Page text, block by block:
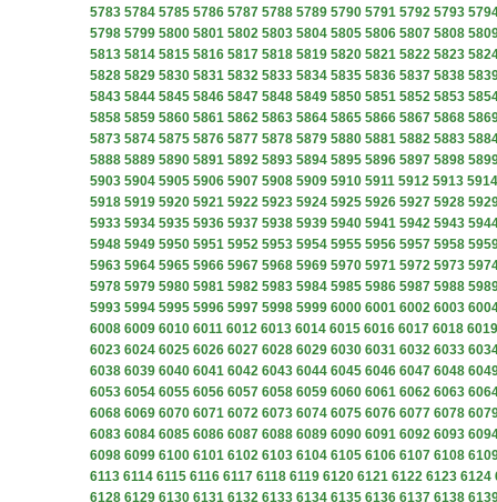
5783 5784 5785 5786 5787 5788 5789 5790 5791 5792 5793
5798 5799 5800 5801 5802 5803 5804 5805 5806 5807 5808
5813 5814 5815 5816 5817 5818 5819 5820 5821 5822 5823
5828 5829 5830 5831 5832 5833 5834 5835 5836 5837 5838
5843 5844 5845 5846 5847 5848 5849 5850 5851 5852 5853
5858 5859 5860 5861 5862 5863 5864 5865 5866 5867 5868
5873 5874 5875 5876 5877 5878 5879 5880 5881 5882 5883
5888 5889 5890 5891 5892 5893 5894 5895 5896 5897 5898
5903 5904 5905 5906 5907 5908 5909 5910 5911 5912 5913 5914
5918 5919 5920 5921 5922 5923 5924 5925 5926 5927 5928
5933 5934 5935 5936 5937 5938 5939 5940 5941 5942 5943
5948 5949 5950 5951 5952 5953 5954 5955 5956 5957 5958
5963 5964 5965 5966 5967 5968 5969 5970 5971 5972 5973
5978 5979 5980 5981 5982 5983 5984 5985 5986 5987 5988
5993 5994 5995 5996 5997 5998 5999 6000 6001 6002 6003
6008 6009 6010 6011 6012 6013 6014 6015 6016 6017 6018 6019
6023 6024 6025 6026 6027 6028 6029 6030 6031 6032 6033
6038 6039 6040 6041 6042 6043 6044 6045 6046 6047 6048
6053 6054 6055 6056 6057 6058 6059 6060 6061 6062 6063
6068 6069 6070 6071 6072 6073 6074 6075 6076 6077 6078
6083 6084 6085 6086 6087 6088 6089 6090 6091 6092 6093
6098 6099 6100 6101 6102 6103 6104 6105 6106 6107 6108
6113 6114 6115 6116 6117 6118 6119 6120 6121 6122 6123 6124
6128 6129 6130 6131 6132 6133 6134 6135 6136 6137 6138